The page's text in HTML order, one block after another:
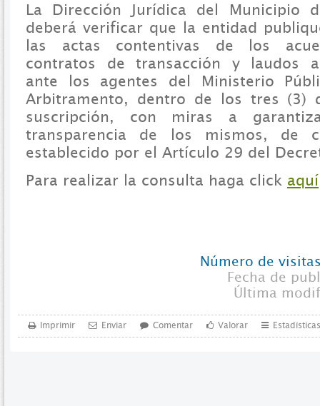
La Dirección Jurídica del Municipio
deberá verificar que la entidad
las actas contentivas de los
contratos de transacción y laudos
ante los agentes del Ministerio
Arbitramento, dentro de los tres (3)
suscripción, con miras a
transparencia de los mismos, de
establecido por el Artículo 29 del
Para realizar la consulta haga click aquí
Número de
Fecha de
Última
Imprimir Enviar Comentar Valorar Estadísticas